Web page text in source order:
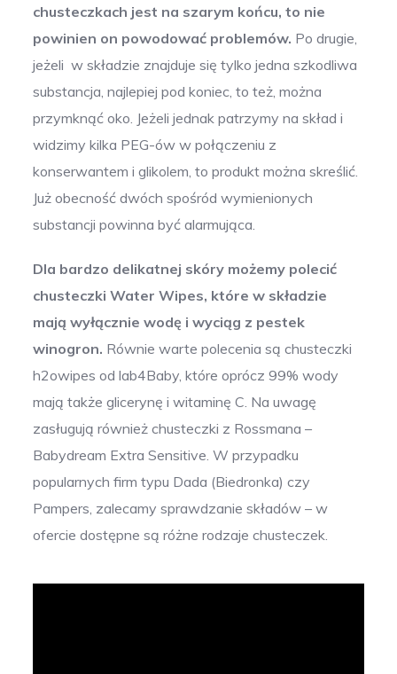
chusteczkach jest na szarym końcu, to nie
powinien on powodować problemów. Po drugie,
jeżeli w składzie znajduje się tylko jedna szkodliwa
substancja, najlepiej pod koniec, to też, można
przymknąć oko. Jeżeli jednak patrzymy na skład i
widzimy kilka PEG-ów w połączeniu z
konserwantem i glikolem, to produkt można skreślić.
Już obecność dwóch spośród wymienionych
substancji powinna być alarmująca.
Dla bardzo delikatnej skóry możemy polecić
chusteczki Water Wipes, które w składzie
mają wyłącznie wodę i wyciąg z pestek
winogron. Równie warte polecenia są chusteczki
h2owipes od lab4Baby, które oprócz 99% wody
mają także glicerynę i witaminę C. Na uwagę
zasługują również chusteczki z Rossmana –
Babydream Extra Sensitive. W przypadku
popularnych firm typu Dada (Biedronka) czy
Pampers, zalecamy sprawdzanie składów – w
ofercie dostępne są różne rodzaje chusteczek.